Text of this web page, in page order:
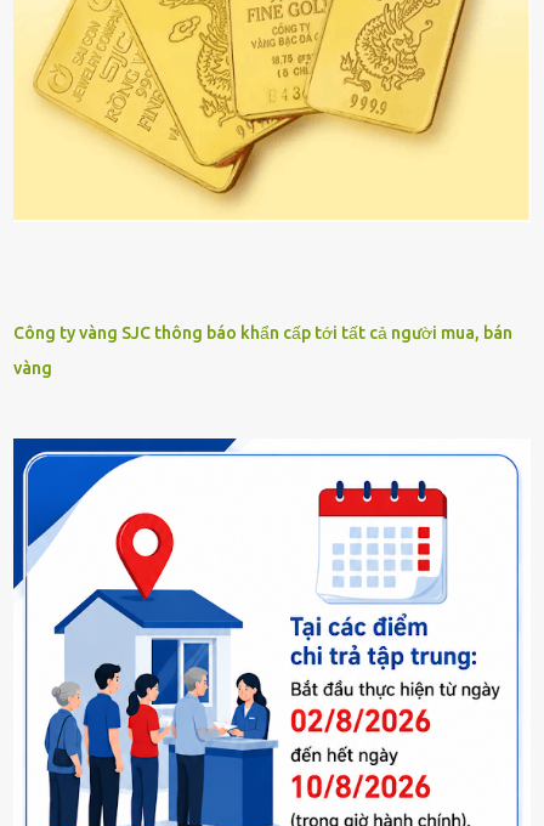
Công ty vàng SJC thông báo khẩn cấp tới tất cả người mua, bán
vàng